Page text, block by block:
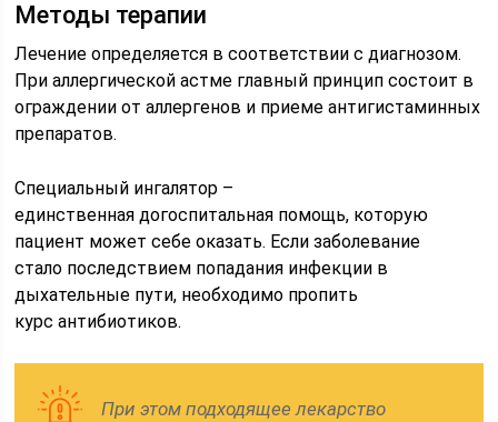
Методы терапии
Лечение определяется в соответствии с диагнозом.
При аллергической астме главный принцип состоит в
ограждении от аллергенов и приеме антигистаминных
препаратов.
Специальный ингалятор –
единственная догоспитальная помощь, которую
пациент может себе оказать. Если заболевание
стало последствием попадания инфекции в
дыхательные пути, необходимо пропить
курс антибиотиков.
При этом подходящее лекарство